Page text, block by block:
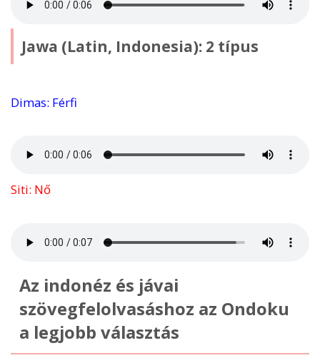
Jawa (Latin, Indonesia): 2 típus
Dimas: Férfi
Siti: Nő
Az indonéz és jávai
szövegfelolvasáshoz az Ondoku
a legjobb választás